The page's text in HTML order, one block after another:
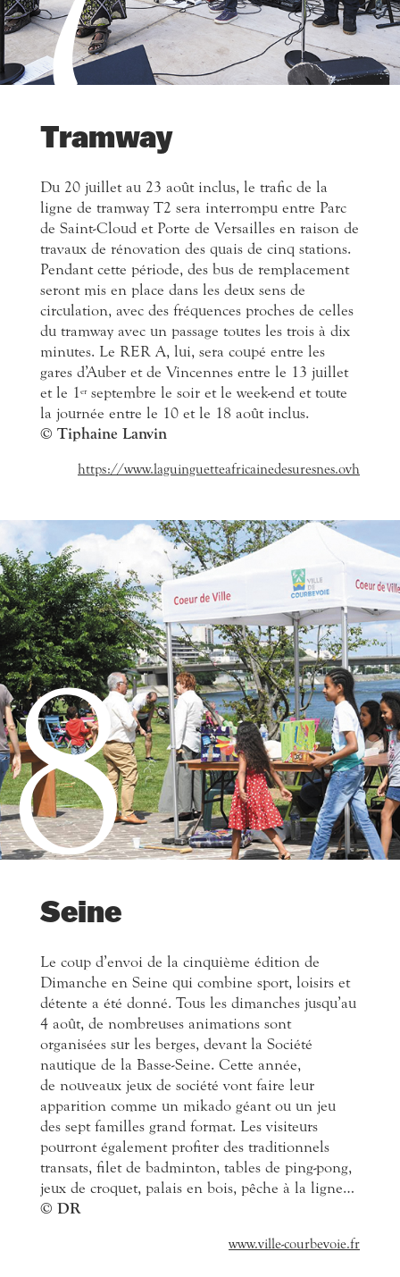
Tramway
Du 20 juillet au 23 août inclus, le trafic de la
ligne de tramway T2 sera interrompu entre Parc
de Saint-Cloud et Porte de Versailles en raison de
travaux de rénovation des quais de cinq stations.
Pendant cette période, des bus de remplacement
seront mis en place dans les deux sens de
circulation, avec des fréquences proches de celles
du tramway avec un passage toutes les trois à dix
minutes. Le RER A, lui, sera coupé entre les
gares d’Auber et de Vincennes entre le 13 juillet
et le 1erseptembre le soir et le week-end et toute
la journée entre le 10 et le 18 août inclus.
© Tiphaine Lanvin
https://www.laguinguetteafricainedesuresnes.ovh
8
Seine
Le coup d’envoi de la cinquième édition de
Dimanche en Seine qui combine sport, loisirs et
détente a été donné. Tous les dimanches jusqu’au
4 août, de nombreuses animations sont
organisées sur les berges, devant la Société
nautique de la Basse-Seine. Cette année,
de nouveaux jeux de société vont faire leur
apparition comme un mikado géant ou un jeu
des sept familles grand format. Les visiteurs
pourront également profiter des traditionnels
transats, filet de badminton, tables de ping-pong,
jeux de croquet, palais en bois, pêche à la ligne…
© DR
www.ville-courbevoie.fr